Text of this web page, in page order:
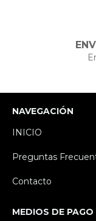
NAVEGACIÓN
INICIO
Preguntas
Contacto
MEDIOS DE PAGO